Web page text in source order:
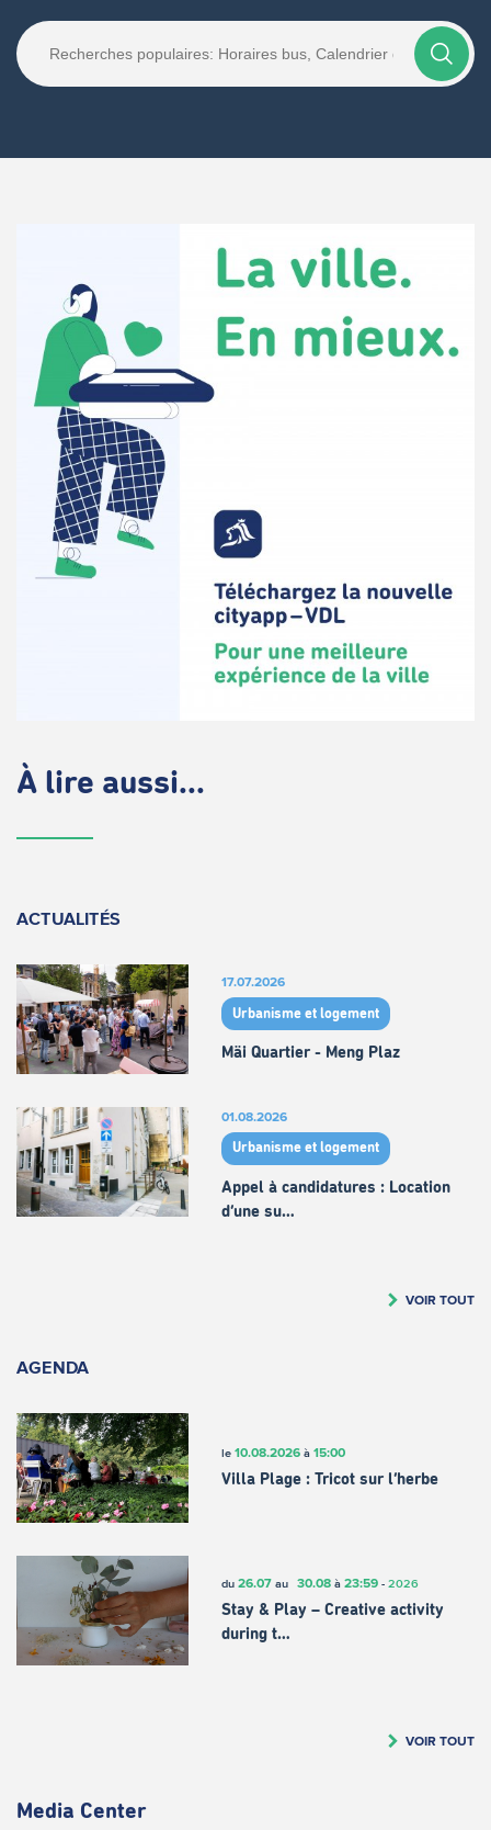
À lire aussi...
ACTUALITÉS
17.07.2026
Urbanisme et logement
Mäi Quartier - Meng Plaz
01.08.2026
Urbanisme et logement
Appel à candidatures : Location
d’une su…
VOIR TOUT
AGENDA
le 10.08.2026à 15:00
Villa Plage : Tricot sur l’herbe
du 26.07au 30.08à 23:59- 2026
Stay & Play – Creative activity
during t…
VOIR TOUT
Media Center